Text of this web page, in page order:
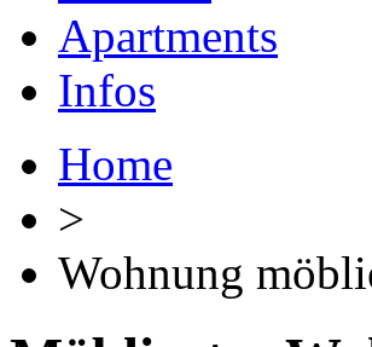
Apartments
Infos
Home
>
Wohnung